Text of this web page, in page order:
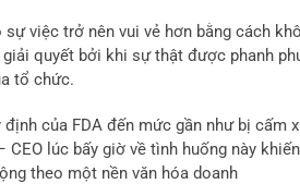
việc trở nên vui vẻ hơn bằng cách
quyết bởi khi sự thật được phanh
tổ chức.
của FDA đến mức gần như bị cấm
lúc bấy giờ về tình huống này khiến
theo một nền văn hóa doanh